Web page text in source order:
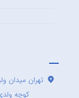
تهران میدان
کوچه ولدی پلاک ۳۹